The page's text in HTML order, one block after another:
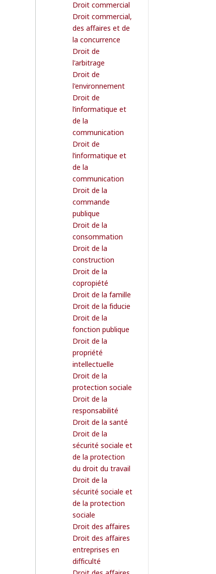
Droit commercial
Droit commercial,
des affaires et de
la concurrence
Droit de
l'arbitrage
Droit de
l'environnement
Droit de
l’informatique et
de la
communication
Droit de
l’informatique et
de la
communication
Droit de la
commande
publique
Droit de la
consommation
Droit de la
construction
Droit de la
copropiété
Droit de la famille
Droit de la fiducie
Droit de la
fonction publique
Droit de la
propriété
intellectuelle
Droit de la
protection sociale
Droit de la
responsabilité
Droit de la santé
Droit de la
sécurité sociale et
de la protection
du droit du travail
Droit de la
sécurité sociale et
de la protection
sociale
Droit des affaires
Droit des affaires
entreprises en
difficulté